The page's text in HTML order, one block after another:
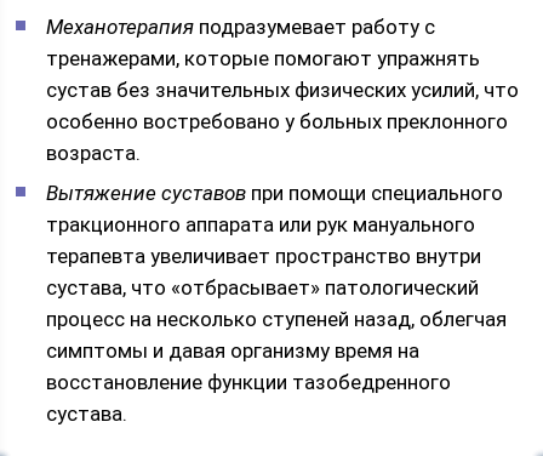
Механотерапия подразумевает работу с
тренажерами, которые помогают упражнять
сустав без значительных физических усилий, что
особенно востребовано у больных преклонного
возраста.
Вытяжение суставов при помощи специального
тракционного аппарата или рук мануального
терапевта увеличивает пространство внутри
сустава, что «отбрасывает» патологический
процесс на несколько ступеней назад, облегчая
симптомы и давая организму время на
восстановление функции тазобедренного
сустава.